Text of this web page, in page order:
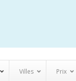
Villes Prix